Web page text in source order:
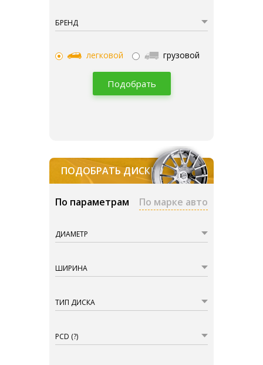
БРЕНД
легковой грузовой
Подобрать
ПОДОБРАТЬ ДИСКИ
По параметрам По марке авто
ДИАМЕТР
ШИРИНА
ТИП ДИСКА
PCD (?)